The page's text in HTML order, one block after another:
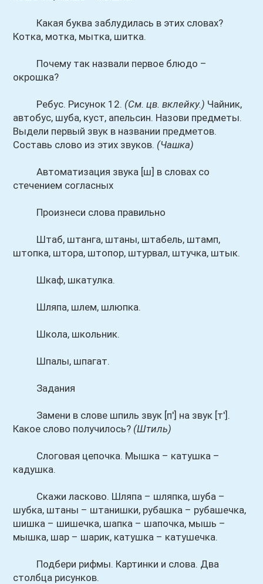
Какая буква заблудилась в этих словах?
Котка, мотка, мытка, шитка.
Почему так назвали первое блюдо –
окрошка?
Ребус. Рисунок 12. (См. цв. вклейку.) Чайник,
автобус, шуба, куст, апельсин. Назови предметы.
Выдели первый звук в названии предметов.
Составь слово из этих звуков. (Чашка)
Автоматизация звука [ш] в словах со
стечением согласных
Произнеси слова правильно
Штаб, штанга, штаны, штабель, штамп,
штопка, штора, штопор, штурвал, штучка, штык.
Шкаф, шкатулка.
Шляпа, шлем, шлюпка.
Школа, школьник.
Шпалы, шпагат.
Задания
Замени в слове шпиль звук [п'] на звук [т'].
Какое слово получилось? (Штиль)
Слоговая цепочка. Мышка – катушка –
кадушка.
Скажи ласково. Шляпа – шляпка, шуба –
шубка, штаны – штанишки, рубашка – рубашечка,
шишка – шишечка, шапка – шапочка, мышь –
мышка, шар – шарик, катушка – катушечка.
Подбери рифмы. Картинки и слова. Два
столбца рисунков.